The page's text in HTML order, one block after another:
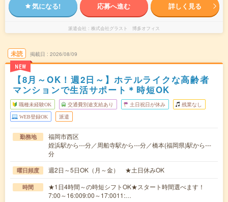
気になる! 応募へ進む 詳しく見る
派遣会社 株式会社グラスト 博多オフィス
未読
NEW
掲載日 2026/08/09
【8月～OK！週2日～】ホテルライクな高齢者
マンションで生活サポート＊時短OK
職種未経験OK 交通費別途支給あり 土日祝日が休み 残業なし
WEB登録OK 派遣
勤務地
福岡市西区
姪浜駅から---分／周船寺駅から---分／橋本(福岡県)駅から---
分
曜日頻度 週2日～5日OK（月～金） ★土日休みOK
時間
★1日4時間～の時短シフトOK★スタート時間選べます！
7:00～16:009:00～17:0011:…